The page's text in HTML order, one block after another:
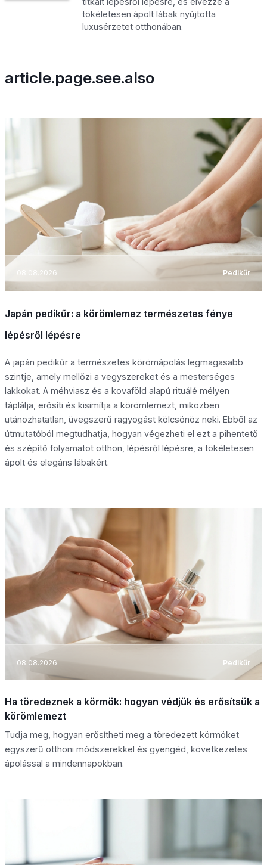
tökéletesen ápolt lábak nyújtotta
luxusérzetet otthonában.
article.page.see.also
08.08.2026 Pedikűr
Japán pedikűr: a körömlemez természetes fénye
lépésről lépésre
A japán pedikűr a természetes körömápolás legmagasabb
szintje, amely mellőzi a vegyszereket és a mesterséges
lakkokat. A méhviasz és a kovaföld alapú rituálé mélyen
táplálja, erősíti és kisimítja a körömlemezt, miközben
utánozhatatlan, üvegszerű ragyogást kölcsönöz neki. Ebből az
útmutatóból megtudhatja, hogyan végezheti el ezt a pihentető
és szépítő folyamatot otthon, lépésről lépésre, a tökéletesen
ápolt és elegáns lábakért.
08.08.2026 Pedikűr
Ha töredeznek a körmök: hogyan védjük és erősítsük a
körömlemezt
Tudja meg, hogyan erősítheti meg a töredezett körmöket
egyszerű otthoni módszerekkel és gyengéd, következetes
ápolással a mindennapokban.